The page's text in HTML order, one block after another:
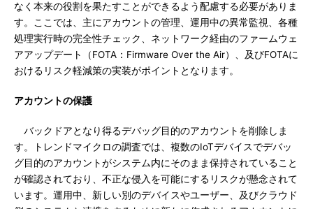
なく本来の役割を果たすことができるよう配慮する必要がありま
す。ここでは、主にアカウントの管理、運用中の異常監視、各種
処理実行時の完全性チェック、ネットワーク経由のファームウェ
アアップデート（FOTA：Firmware Over the Air）、及びFOTAに
おけるリスク軽減策の実装がポイントとなります。
アカウントの保護
バックドアとなり得るデバッグ目的のアカウントを削除しま
す。トレンドマイクロの調査では、複数のIoTデバイスでデバッ
グ目的のアカウントがシステム内にそのまま保持されていること
が確認されており、不正な侵入を可能にするリスクが懸念されて
います。運用中、新しい別のデバイスやユーザー、及びクラウド